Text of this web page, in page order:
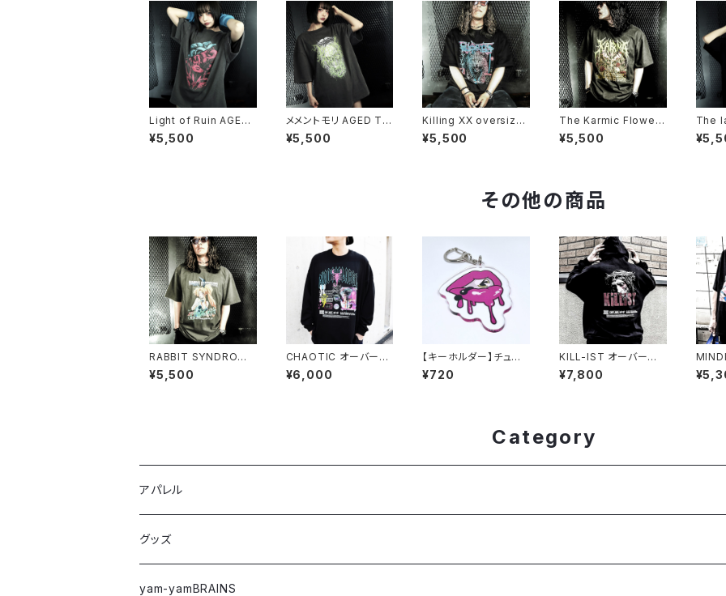
Light of Ruin AGED
T-shirt
¥5,500
メメントモリ AGED T-
shirt
¥5,500
Killing XX oversize
d T-shirt
¥5,500
The Karmic Flower
AGED T-shirt
¥5,500
The
その他の商品
RABBIT SYNDROME
AGED T-shirt
¥5,500
CHAOTIC オーバーサ
イズL/S Tシャツ
¥6,000
【キーホルダー】チュン
パ！
¥720
KILL-IST オーバーサ
イズPull Hoodie（公
式サイト限定SPOT IT
¥7,800
N
Category
アパレル
Tシャツ
ロングTシャツ
グッズ
ステッカー
yam-yamBRAINS